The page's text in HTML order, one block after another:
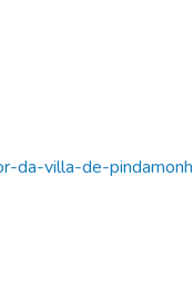
da-villa-de-